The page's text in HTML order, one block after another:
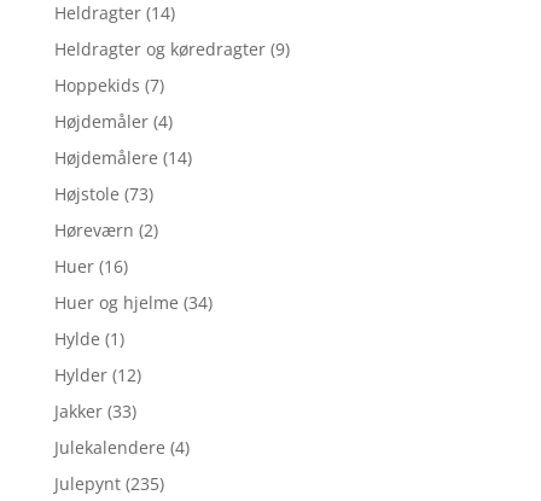
Heldragter (14)
Heldragter og køredragter (9)
Hoppekids (7)
Højdemåler (4)
Højdemålere (14)
Højstole (73)
Høreværn (2)
Huer (16)
Huer og hjelme (34)
Hylde (1)
Hylder (12)
Jakker (33)
Julekalendere (4)
Julepynt (235)